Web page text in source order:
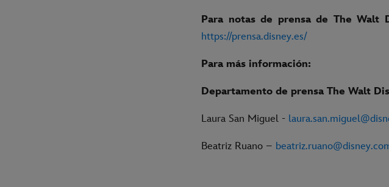
Para notas de prensa de The Walt
https://prensa.disney.es/
Para más información:
Departamento de prensa The Walt
Laura San Miguel -
Beatriz Ruano –